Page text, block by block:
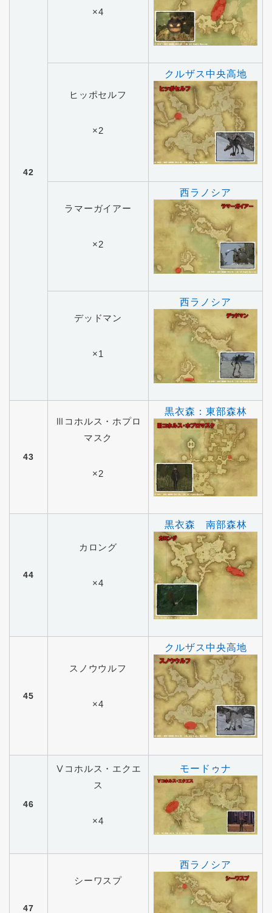
42
×4
ヒッポセルフ
×2
クルザス中央高地
ラマーガイアー
×2
西ラノシア
デッドマン
×1
西ラノシア
43
Ⅲコホルス・ホプロ
マスク
×2
黒衣森：東部森林
44
カロング
×4
黒衣森 南部森林
45
スノウウルフ
×4
クルザス中央高地
46
Ⅴコホルス・エクエ
ス
×4
モードゥナ
47
シーワスプ
西ラノシア